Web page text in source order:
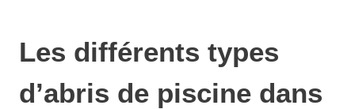
Les différents types
d’abris de piscine dans